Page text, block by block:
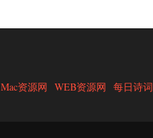
Mac资源网 WEB资源网 每日诗词